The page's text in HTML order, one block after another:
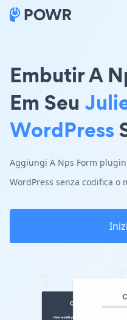
Embutir A
Em Seu
WordPress
Aggiungi A Nps Form
WordPress senza codifica o